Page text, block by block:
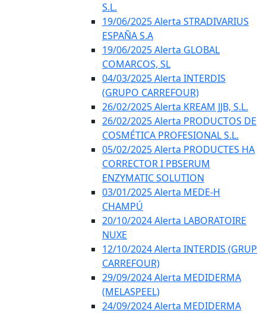
S.L.
19/06/2025 Alerta STRADIVARIUS
ESPAÑA S.A
19/06/2025 Alerta GLOBAL
COMARCOS, SL
04/03/2025 Alerta INTERDIS
(GRUPO CARREFOUR)
26/02/2025 Alerta KREAM JJB, S.L.
26/02/2025 Alerta PRODUCTOS DE
COSMÉTICA PROFESIONAL S.L.
05/02/2025 Alerta PRODUCTES HA
CORRECTOR I PBSERUM
ENZYMATIC SOLUTION
03/01/2025 Alerta MEDE-H
CHAMPÚ
20/10/2024 Alerta LABORATOIRE
NUXE
12/10/2024 Alerta INTERDIS (GRUP
CARREFOUR)
29/09/2024 Alerta MEDIDERMA
(MELASPEEL)
24/09/2024 Alerta MEDIDERMA